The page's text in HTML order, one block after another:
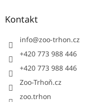
Kontakt
info@zoo-trhon.cz
+420 773 988 446
+420 773 988 446
Zoo-Trhoň.cz
zoo.trhon